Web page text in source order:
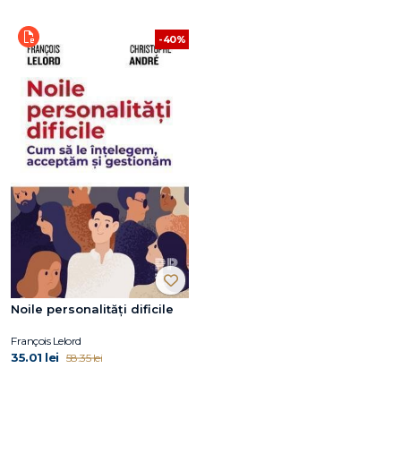
-40%
Noile personalități dificile
François Lelord
35.01 lei 58.35 lei